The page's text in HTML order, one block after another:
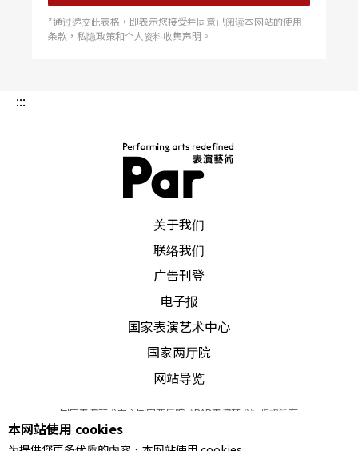
*通过递交此表格，即表示您接受并同意已阅读本网站的使用
条款，私隐政策和个人资料收集声明。
:::
关于我们
联络我们
广告刊登
电子报
国家表演艺术中心
国家两厅院
网站导览
国家表演艺术中心国家两厅院《PAR表演艺术》版权所有
© 2022Performing arts redefined. All Rights Reserved
本网站使用 cookies